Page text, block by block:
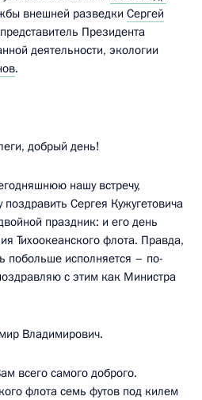
внешней разведки Сергей
Президента
деятельности, экологии
.
добрый день!
нашу встречу,
Сергея Кужугетовича
праздник: и его день
Тихоокеанского флота. Правда,
побольше исполняется – по-
с этим как Министра
Владимирович.
всего самого доброго.
флота семь футов под килем